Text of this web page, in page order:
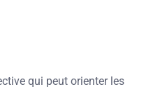
qui peut orienter les